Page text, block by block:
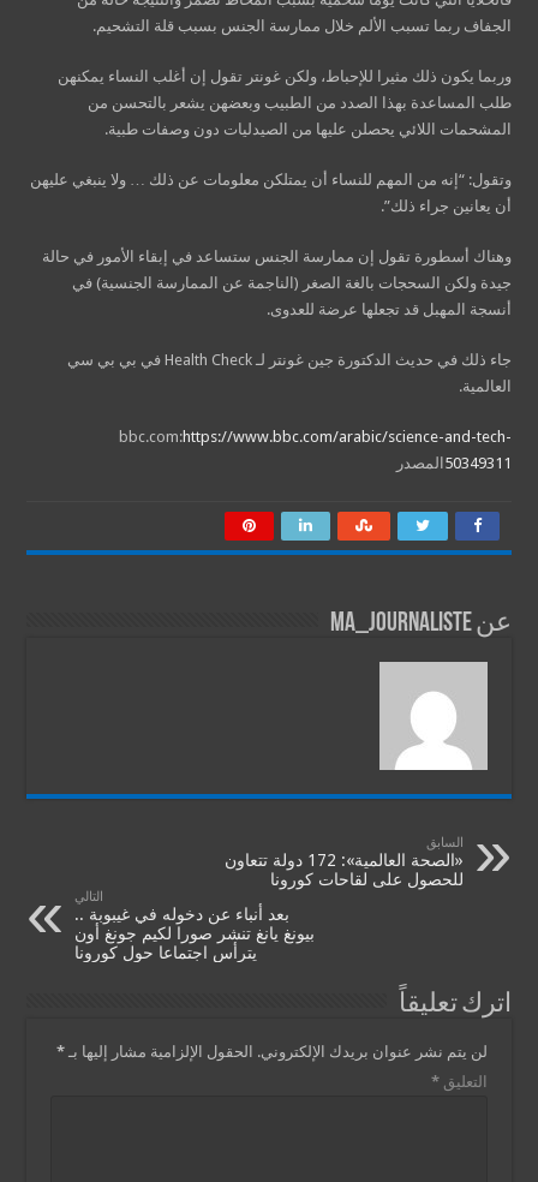
الجفاف ربما تسبب الألم خلال ممارسة الجنس بسبب قلة التشحيم.
وربما يكون ذلك مثيرا للإحباط، ولكن غونتر تقول إن أغلب النساء يمكنهن
طلب المساعدة بهذا الصدد من الطبيب وبعضهن يشعر بالتحسن من
المشحمات اللائي يحصلن عليها من الصيدليات دون وصفات طبية.
وتقول: “إنه من المهم للنساء أن يمتلكن معلومات عن ذلك … ولا ينبغي عليهن
أن يعانين جراء ذلك”.
وهناك أسطورة تقول إن ممارسة الجنس ستساعد في إبقاء الأمور في حالة
جيدة ولكن السحجات بالغة الصغر (الناجمة عن الممارسة الجنسية) في
أنسجة المهبل قد تجعلها عرضة للعدوى.
جاء ذلك في حديث الدكتورة جين غونتر لـ Health Check في بي بي سي
العالمية.
bbc.com:https://www.bbc.com/arabic/science-and-tech-
50349311 المصدر
عن ma_journaliste
السابق
«الصحة العالمية»: 172 دولة تتعاون
للحصول على لقاحات كورونا
التالي
بعد أنباء عن دخوله في غيبوبة ..
بيونغ يانغ تنشر صورا لكيم جونغ أون
يترأس اجتماعا حول كورونا
اترك تعليقاً
لن يتم نشر عنوان بريدك الإلكتروني. الحقول الإلزامية مشار إليها بـ*
التعليق*